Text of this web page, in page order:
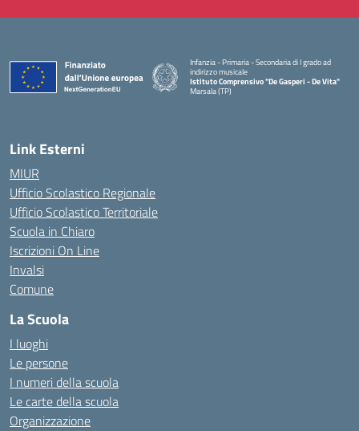
Infanzia - Primaria - Secondaria di I grado ad
indirizzo musicale
Istituto Comprensivo "De Gasperi - De Vita"
Marsala (TP)
Link Esterni
MIUR
Ufficio Scolastico Regionale
Ufficio Scolastico Territoriale
Scuola in Chiaro
Iscrizioni On Line
Invalsi
Comune
La Scuola
I luoghi
Le persone
I numeri della scuola
Le carte della scuola
Organizzazione